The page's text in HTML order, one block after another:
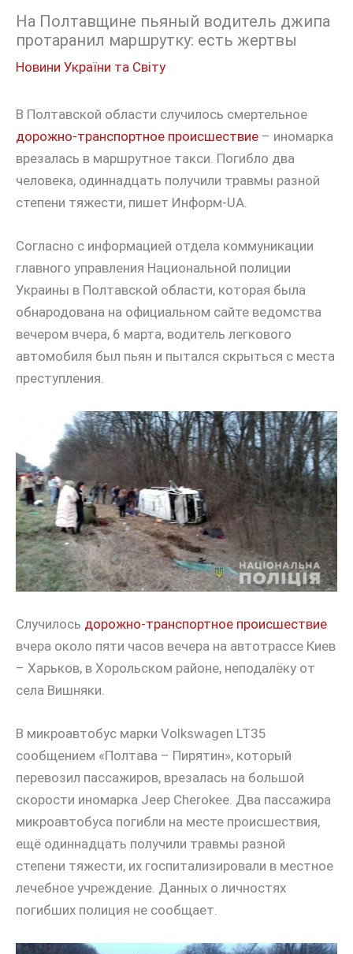
На Полтавщине пьяный водитель джипа
протаранил маршрутку: есть жертвы
Новини України та Світу
В Полтавской области случилось смертельное
дорожно-транспортное происшествие – иномарка
врезалась в маршрутное такси. Погибло два
человека, одиннадцать получили травмы разной
степени тяжести, пишет Информ-UA.
Согласно с информацией отдела коммуникации
главного управления Национальной полиции
Украины в Полтавской области, которая была
обнародована на официальном сайте ведомства
вечером вчера, 6 марта, водитель легкового
автомобиля был пьян и пытался скрыться с места
преступления.
Случилось дорожно-транспортное происшествие
вчера около пяти часов вечера на автотрассе Киев
– Харьков, в Хорольском районе, неподалёку от
села Вишняки.
В микроавтобус марки Volkswagen LT35
сообщением «Полтава – Пирятин», который
перевозил пассажиров, врезалась на большой
скорости иномарка Jeep Cherokee. Два пассажира
микроавтобуса погибли на месте происшествия,
ещё одиннадцать получили травмы разной
степени тяжести, их госпитализировали в местное
лечебное учреждение. Данных о личностях
погибших полиция не сообщает.